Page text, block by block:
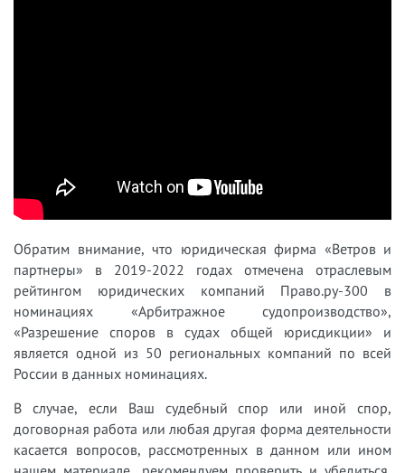
Обратим внимание, что юридическая фирма «Ветров и
партнеры» в 2019-2022 годах отмечена отраслевым
рейтингом юридических компаний Право.ру-300 в
номинациях «Арбитражное судопроизводство»,
«Разрешение споров в судах общей юрисдикции» и
является одной из 50 региональных компаний по всей
России в данных номинациях.
В случае, если Ваш судебный спор или иной спор,
договорная работа или любая другая форма деятельности
касается вопросов, рассмотренных в данном или ином